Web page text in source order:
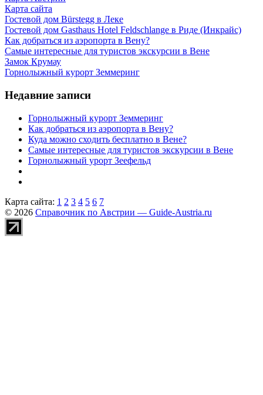
Карта сайта
Гостевой дом Bürstegg в Леке
Гостевой дом Gasthaus Hotel Feldschlange в Риде (Инкрайс)
Как добраться из аэропорта в Вену?
Самые интересные для туристов экскурсии в Вене
Замок Крумау
Горнолыжный курорт Земмеринг
Недавние записи
Горнолыжный курорт Земмеринг
Как добраться из аэропорта в Вену?
Куда можно сходить бесплатно в Вене?
Самые интересные для туристов экскурсии в Вене
Горнолыжный урорт Зеефельд
Карта сайта: 1 2 3 4 5 6 7
© 2026 Справочник по Австрии — Guide-Austria.ru